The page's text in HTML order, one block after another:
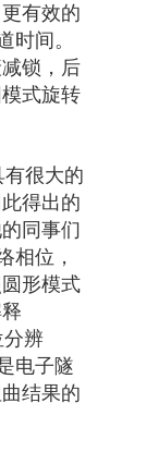
有效的
时间。
锁，后
式旋转
有很大的
得出的
同事们
相位，
形模式
分辨
电子隧
结果的